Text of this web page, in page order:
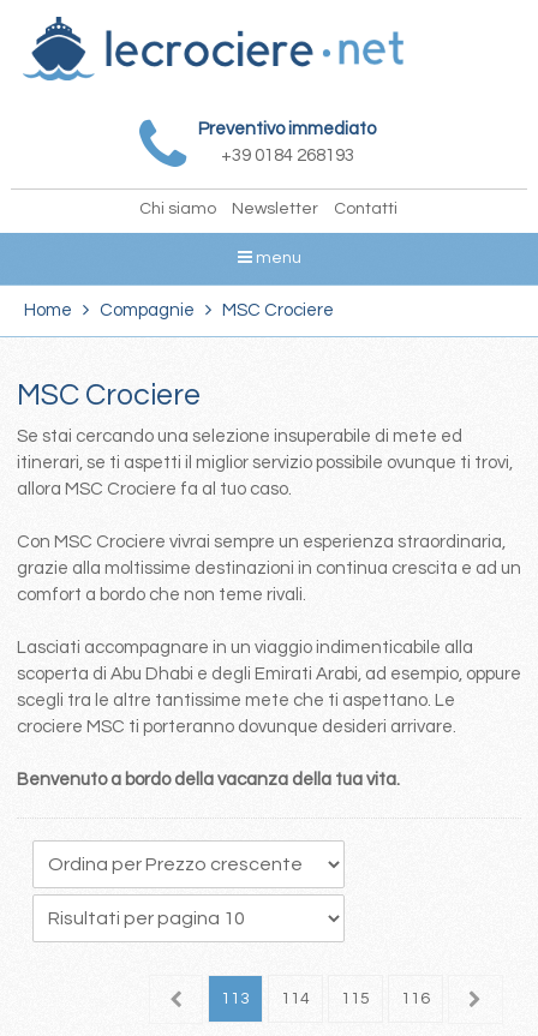
Preventivo immediato
+39 0184 268193
Chi siamo Newsletter Contatti
menu
Home Compagnie MSC Crociere
MSC Crociere
Se stai cercando una selezione insuperabile di mete ed
itinerari, se ti aspetti il miglior servizio possibile ovunque ti trovi,
allora MSC Crociere fa al tuo caso.
Con MSC Crociere vivrai sempre un esperienza straordinaria,
grazie alla moltissime destinazioni in continua crescita e ad un
comfort a bordo che non teme rivali.
Lasciati accompagnare in un viaggio indimenticabile alla
scoperta di Abu Dhabi e degli Emirati Arabi, ad esempio, oppure
scegli tra le altre tantissime mete che ti aspettano. Le
crociere MSC ti porteranno dovunque desideri arrivare.
Benvenuto a bordo della vacanza della tua vita.
112 113 114 115 116 117